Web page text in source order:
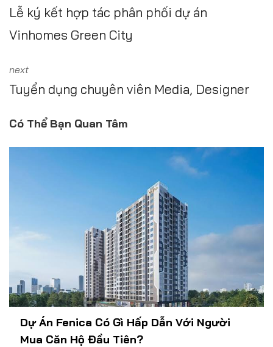
Lễ ký kết hợp tác phân phối dự án
Vinhomes Green City
next
Tuyển dụng chuyên viên Media, Designer
Có Thể Bạn Quan Tâm
Dự Án Fenica Có Gì Hấp Dẫn Với Người
Mua Căn Hộ Đầu Tiên?